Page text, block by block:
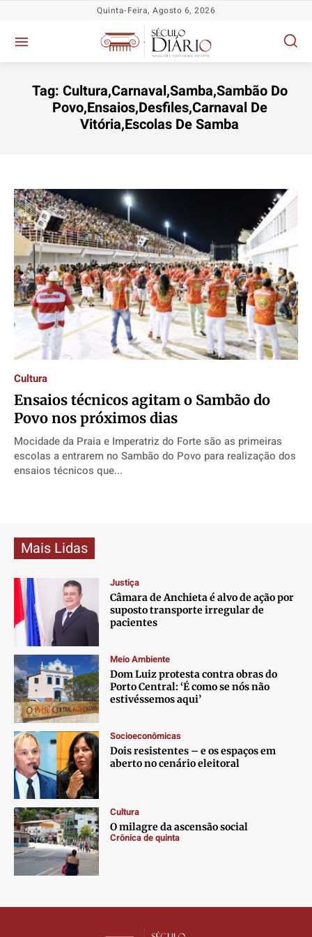
Justiça
Educação
Segurança
Meio Ambiente
Saúde
Cidades
Direitos
Economia
Colunas
Jr Mignone (in memorian)
Wanda Sily
Anuncie
Quem Somos
Expediente
Contato
Anuncie
Termos de Uso
Privacidade
Justiça
Educação
Segurança
Meio Ambiente
Saúde
Cidades
Direitos
Economia
Colunas
Jr Mignone (in memorian)
Wanda Sily
Anuncie
Quem Somos
Expediente
Contato
Anuncie
Termos de Uso
Privacidade
Justiça
Educação
Segurança
Meio Ambiente
Saúde
Cidades
Direitos
Economia
Colunas
Jr Mignone (in memorian)
Wanda Sily
Anuncie
Quem Somos
Expediente
Contato
Anuncie
Termos de Uso
Privacidade
Justiça
Educação
Segurança
Meio Ambiente
Saúde
Cidades
Direitos
Economia
Colunas
Jr Mignone (in memorian)
Wanda Sily
Anuncie
Quem Somos
Expediente
Contato
Anuncie
Termos de Uso
Privacidade
Quinta-Feira, Agosto 6, 2026
Tag: Cultura,Carnaval,Samba,Sambão Do
Povo,Ensaios,Desfiles,Carnaval De
Vitória,Escolas De Samba
Cultura
Ensaios técnicos agitam o Sambão do
Povo nos próximos dias
Mocidade da Praia e Imperatriz do Forte são as primeiras
escolas a entrarem no Sambão do Povo para realização dos
ensaios técnicos que...
Mais Lidas
Justiça
Câmara de Anchieta é alvo de ação por
suposto transporte irregular de
pacientes
Meio Ambiente
Dom Luiz protesta contra obras do
Porto Central: ‘É como se nós não
estivéssemos aqui’
Socioeconômicas
Dois resistentes – e os espaços em
aberto no cenário eleitoral
Cultura
O milagre da ascensão social
Crônica de quinta